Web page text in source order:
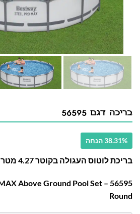
בריכה דגם 56595
38.31% הנחה
בריכת לוטוס העגולה בקוטר 4.27 מטר ובגובה 84 ס״מ
MAX Above Ground Pool Set
Round